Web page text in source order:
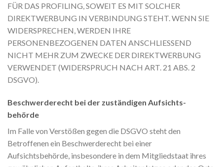
FÜR DAS PROFILING, SOWEIT ES MIT SOLCHER
DIREKTWERBUNG IN VERBINDUNG STEHT. WENN SIE
WIDERSPRECHEN, WERDEN IHRE
PERSONENBEZOGENEN DATEN ANSCHLIESSEND
NICHT MEHR ZUM ZWECKE DER DIREKTWERBUNG
VERWENDET (WIDERSPRUCH NACH ART. 21 ABS. 2
DSGVO).
Beschwerde­recht bei der zuständigen Aufsichts­
behörde
Im Falle von Verstößen gegen die DSGVO steht den
Betroffenen ein Beschwerderecht bei einer
Aufsichtsbehörde, insbesondere in dem Mitgliedstaat ihres